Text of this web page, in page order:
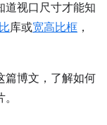
道视口尺寸才能知
库或宽高比框 ，
篇博文，了解如何